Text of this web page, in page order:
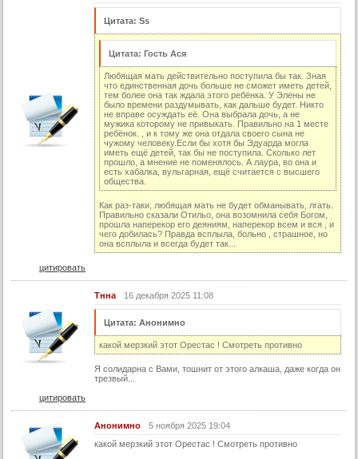
93 серия
102 серия
103 серия
105 серия
107 серия
Цитата: Ss
Цитата: Гость Ася
Любящая мать действительно поступила бы так. Зная
что единственная дочь больше не сможет иметь детей,
тем более она так ждала этого ребёнка. У Элены не
было времени раздумывать, как дальше будет. Никто
не вправе осуждать её. Она выбрала дочь, а не
мужика которому не привыкать. Правильно на 1 месте
ребёнок. , и к тому же она отдала своего сына не
чужому человеку.Если бы хотя бы Эдуарда могла
иметь ещё детей, так бы не поступила. Сколько лет
прошло, а мнение не поменялось. А лаура, во она и
есть хабалка, вульгарная, ещё считается с высшего
общества.
Как раз-таки, любящая мать не будет обманывать, лгать.
Правильно сказали Отильо, она возомнила себя Богом,
прошла наперекор его деяниям, наперекор всем и вся , и
чего добилась? Правда всплыла, больно , страшное, но
она всплыла и всегда будет так...
цитировать
Тнна 16 декабря 2025 11:08
Цитата: Анонимно
какой мерзкий этот Орестас ! Смотреть противно
Я солидарна с Вами, тошнит от этого алкаша, даже когда он
трезвый...
цитировать
Анонимно
5 ноября 2025 19:04
какой мерзкий этот Орестас ! Смотреть противно